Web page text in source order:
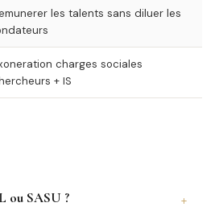
les talents sans diluer les
charges sociales
+ IS
ou SASU ?